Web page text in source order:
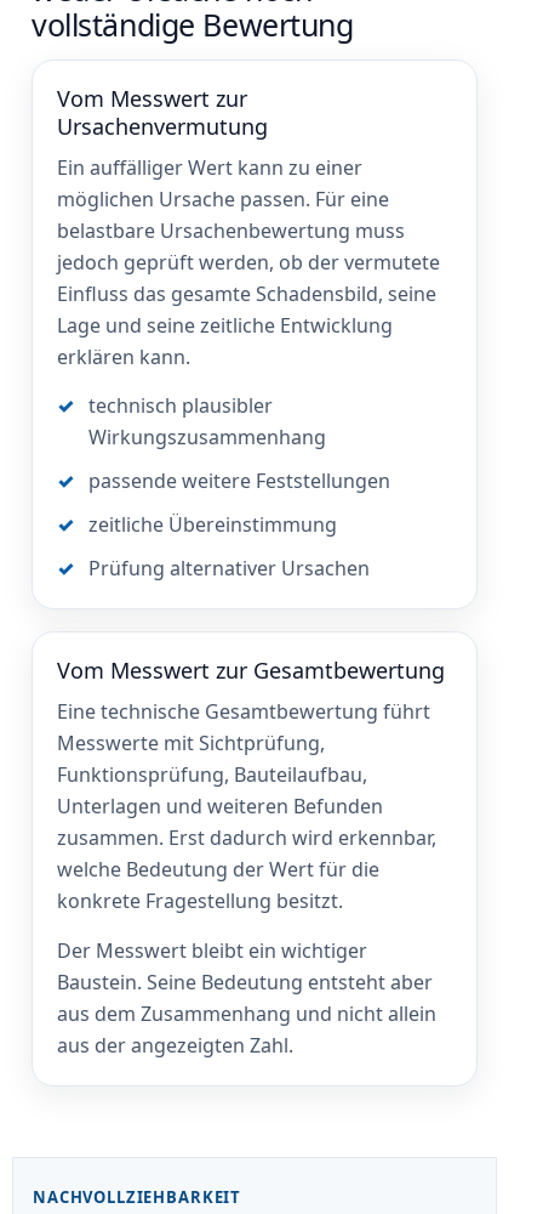
vollständige Bewertung
Vom Messwert zur
Ursachenvermutung
Ein auffälliger Wert kann zu einer
möglichen Ursache passen. Für eine
belastbare Ursachenbewertung muss
jedoch geprüft werden, ob der vermutete
Einfluss das gesamte Schadensbild, seine
Lage und seine zeitliche Entwicklung
erklären kann.
technisch plausibler
Wirkungszusammenhang
passende weitere Feststellungen
zeitliche Übereinstimmung
Prüfung alternativer Ursachen
Vom Messwert zur Gesamtbewertung
Eine technische Gesamtbewertung führt
Messwerte mit Sichtprüfung,
Funktionsprüfung, Bauteilaufbau,
Unterlagen und weiteren Befunden
zusammen. Erst dadurch wird erkennbar,
welche Bedeutung der Wert für die
konkrete Fragestellung besitzt.
Der Messwert bleibt ein wichtiger
Baustein. Seine Bedeutung entsteht aber
aus dem Zusammenhang und nicht allein
aus der angezeigten Zahl.
NACHVOLLZIEHBARKEIT